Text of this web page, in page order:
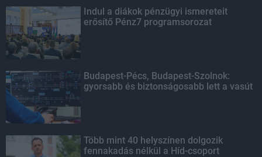
Indul a diákok pénzügyi ismereteit
erősítő Pénz7 programsorozat
Budapest-Pécs, Budapest-Szolnok:
gyorsabb és biztonságosabb lett a vasút
Több mint 40 helyszínen dolgozik
fennakadás nélkül a Híd-csoport